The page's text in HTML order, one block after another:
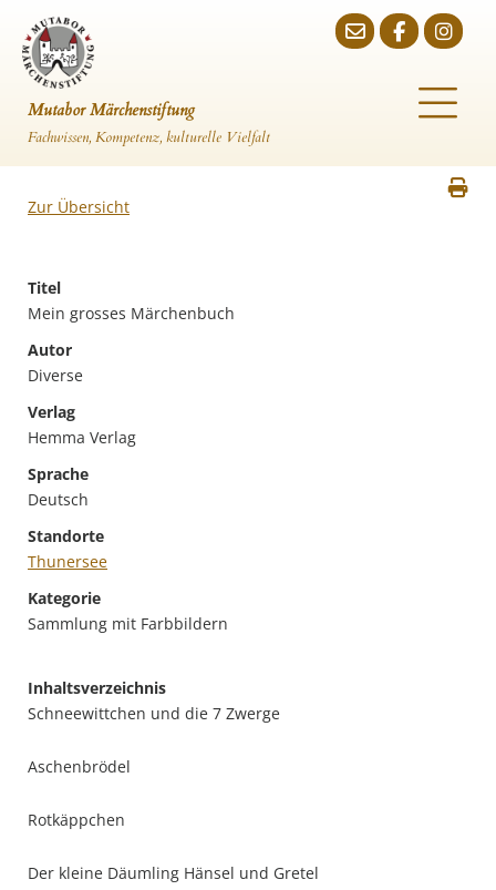
Mutabor Märchenstiftung
Fachwissen, Kompetenz, kulturelle Vielfalt
Zur Übersicht
Titel
Mein grosses Märchenbuch
Autor
Diverse
Verlag
Hemma Verlag
Sprache
Deutsch
Standorte
Thunersee
Kategorie
Sammlung mit Farbbildern
Inhaltsverzeichnis
Schneewittchen und die 7 Zwerge
Aschenbrödel
Rotkäppchen
Der kleine Däumling Hänsel und Gretel